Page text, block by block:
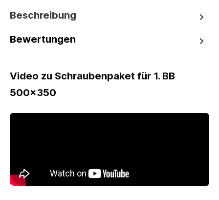
Beschreibung
Bewertungen
Video zu Schraubenpaket für 1. BB
500x350